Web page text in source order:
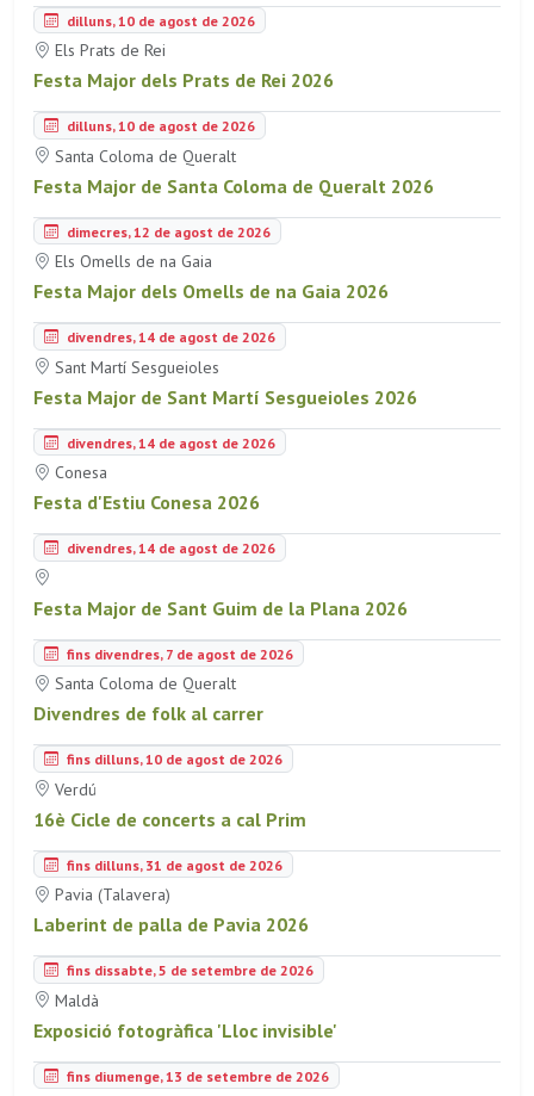
dilluns, 10 de agost de 2026
Els Prats de Rei
Festa Major dels Prats de Rei 2026
dilluns, 10 de agost de 2026
Santa Coloma de Queralt
Festa Major de Santa Coloma de Queralt 2026
dimecres, 12 de agost de 2026
Els Omells de na Gaia
Festa Major dels Omells de na Gaia 2026
divendres, 14 de agost de 2026
Sant Martí Sesgueioles
Festa Major de Sant Martí Sesgueioles 2026
divendres, 14 de agost de 2026
Conesa
Festa d'Estiu Conesa 2026
divendres, 14 de agost de 2026
Festa Major de Sant Guim de la Plana 2026
fins divendres, 7 de agost de 2026
Santa Coloma de Queralt
Divendres de folk al carrer
fins dilluns, 10 de agost de 2026
Verdú
16è Cicle de concerts a cal Prim
fins dilluns, 31 de agost de 2026
Pavia (Talavera)
Laberint de palla de Pavia 2026
fins dissabte, 5 de setembre de 2026
Maldà
Exposició fotogràfica 'Lloc invisible'
fins diumenge, 13 de setembre de 2026